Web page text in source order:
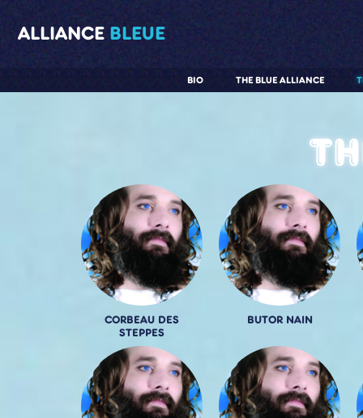
ALLIANCE BLEUE
THE BLUE ALLIANCE
BIO
CORBEAU DES
STEPPES
BUTOR NAIN